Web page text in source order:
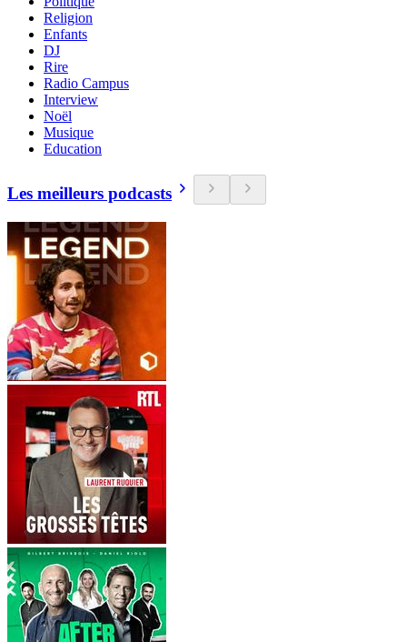
Religion
Enfants
DJ
Rire
Radio Campus
Interview
Noël
Musique
Education
Les meilleurs podcasts